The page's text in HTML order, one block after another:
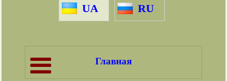
UA RU
Главная